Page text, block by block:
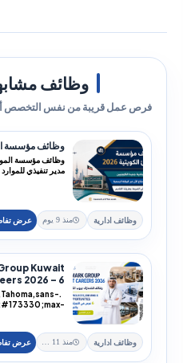
وظائف
فرص عمل قريبة من نفس التخصص أو
وظائف مؤسسة
مدير تنفيذي
وظائف ادارية منذ 9 يوم
Kuwait
2026 – 6...
وظائف ادارية منذ 11 يوم